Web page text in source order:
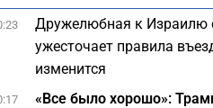
Дружелюбная к Израилю
ужесточает правила
изменится
«Все было хорошо»: